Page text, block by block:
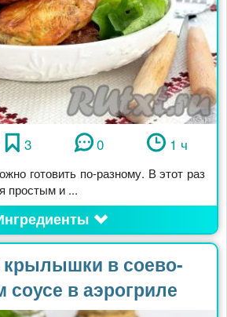
3 0 1 ч
готовить по-разному. В этот раз
простым и ...
в соево-
в аэрогриле